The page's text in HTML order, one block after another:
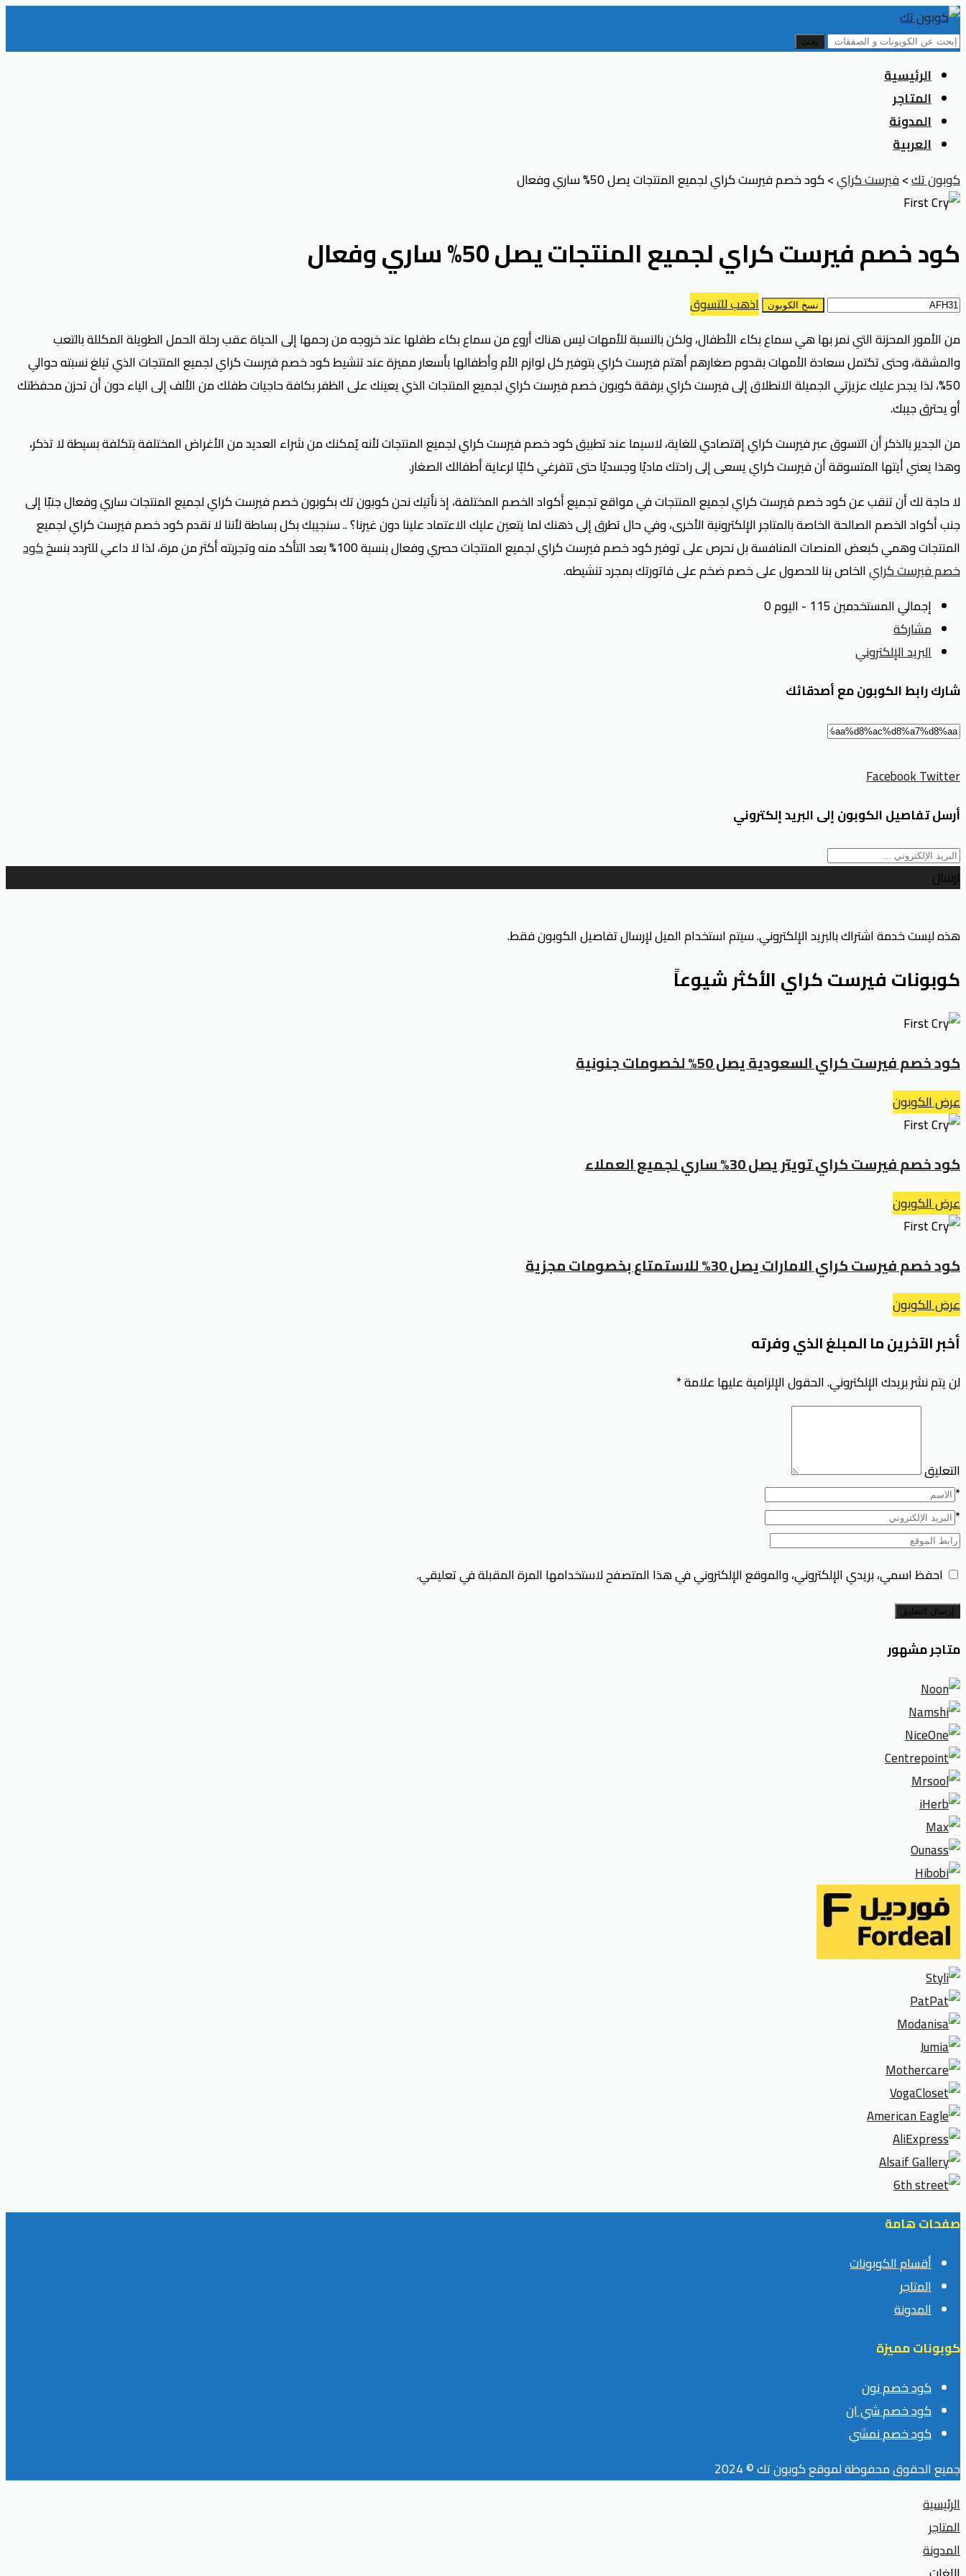
بحث
Skip
content
الرئيسية
المتاجر
المدونة
العربية
كوبون تك>فيرست كراي>كود خصم فيرست كراي لجميع المنتجات يصل 50% ساري وفعال
كود خصم فيرست كراي لجميع المنتجات يصل 50% ساري وفعال
نسخ الكوبون
اذهب للتسوق
من الأمور المحزنة التي نمر بها هي سماع بكاء الأطفال، ولكن بالنسبة للأمهات ليس هناك أروع من سماع بكاء طفلها عند خروجه من رحمها إلى الحياة عقب رحلة الحمل الطويلة المكللة بالتعب
والمشقة، وحتى تكتمل سعادة الأمهات بقدوم صغارهم أهتم فيرست كراي بتوفير كل لوازم الأم وأطفالها بأسعار مميزة عند تنشيط كود خصم فيرست كراي لجميع المنتجات الذي تبلغ نسبته حوالي
50%، لذا يجدر عليك عزيزتي الجميلة الانطلاق إلى فيرست كراي برفقة كوبون خصم فيرست كراي لجميع المنتجات الذي يعينك على الظفر بكافة حاجيات طفلك من الألف إلى الياء دون أن تحزن محفظتك
أو يحترق جيبك.
من الجدير بالذكر أن التسوق عبر فيرست كراي إقتصادي للغاية، لاسيما عند تطبيق كود خصم فيرست كراي لجميع المنتجات لأنه يُمكنك من شراء العديد من الأغراض المختلفة بتكلفة بسيطة لا تذكر،
وهذا يعني أيتها المتسوقة أن فيرست كراي يسعى إلى راحتك ماديًا وجسديًا حتى تتفرغي كليًا لرعاية أطفالك الصغار.
لا حاجة لك أن تنقب عن كود خصم فيرست كراي لجميع المنتجات في مواقع تجميع أكواد الخصم المختلفة، إذ نأتيك نحن كوبون تك بكوبون خصم فيرست كراي لجميع المنتجات ساري وفعال جنبًا إلى
جنب أكواد الخصم الصالحة الخاصة بالمتاجر الإلكترونية الأخرى، وفي حال تطرق إلى ذهنك لما يتعين عليك الاعتماد علينا دون غيرنا؟ .. سنجيبك بكل بساطة لأننا لا نقدم كود خصم فيرست كراي لجميع
المنتجات وهمي كبعض المنصات المنافسة بل نحرص على توفير كود خصم فيرست كراي لجميع المنتجات حصري وفعال بنسبة 100% بعد التأكد منه وتجربته أكثر من مرة، لذا لا داعي للتردد بنسخ
كود
خصم فيرست كرايالخاص بنا للحصول على خصم ضخم على فاتورتك بمجرد تنشيطه.
إجمالي المستخدمين 115 - اليوم 0
مشاركة
البريد الإلكتروني
شارك رابط الكوبون مع أصدقائك
FacebookTwitter
أرسل تفاصيل الكوبون إلى البريد إلكتروني
ارسال
هذه ليست خدمة اشتراك بالبريد الإلكتروني. سيتم استخدام الميل لإرسال تفاصيل الكوبون فقط.
كوبونات فيرست كراي الأكثر شيوعاً
كود خصم فيرست كراي السعودية يصل 50% لخصومات جنونية
عرض الكوبون
كود خصم فيرست كراي تويتر يصل 30% ساري لجميع العملاء
عرض الكوبون
كود خصم فيرست كراي الامارات يصل 30% للاستمتاع بخصومات مجزية
عرض الكوبون
أخبر الآخرين ما المبلغ الذي وفرته
لن يتم نشر بريدك الإلكتروني.الحقول الإلزامية عليها علامة*
التعليق
*
*
احفظ اسمي، بريدي الإلكتروني، والموقع الإلكتروني في هذا المتصفح لاستخدامها المرة المقبلة في تعليقي.
إرسال التعليق
متاجر مشهور
صفحات هامة
أقسام الكوبونات
المتاجر
المدونة
كوبونات مميزة
كود خصم نون
كود خصم شي ان
كود خصم نمشي
جميع الحقوق محفوظة لموقع كوبون تك © 2024
الرئيسية
المتاجر
المدونة